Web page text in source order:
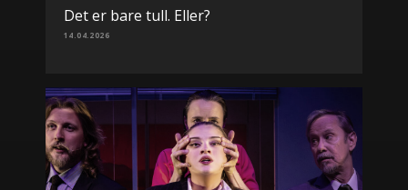
Det er bare tull. Eller?
14.04.2026